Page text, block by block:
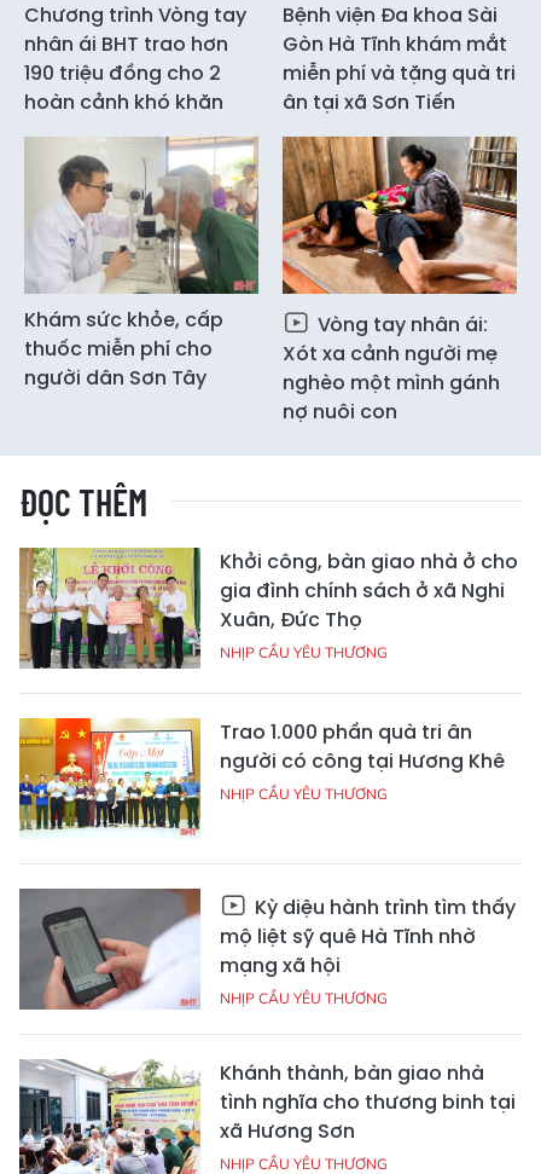
Chương trình Vòng tay
nhân ái BHT trao hơn
190 triệu đồng cho 2
hoàn cảnh khó khăn
Bệnh viện Đa khoa Sài
Gòn Hà Tĩnh khám mắt
miễn phí và tặng quà tri
ân tại xã Sơn Tiến
Khám sức khỏe, cấp
thuốc miễn phí cho
người dân Sơn Tây
Vòng tay nhân ái:
Xót xa cảnh người mẹ
nghèo một mình gánh
nợ nuôi con
ĐỌC THÊM
Khởi công, bàn giao nhà ở cho
gia đình chính sách ở xã Nghi
Xuân, Đức Thọ
NHỊP CẦU YÊU THƯƠNG
Trao 1.000 phần quà tri ân
người có công tại Hương Khê
NHỊP CẦU YÊU THƯƠNG
Kỳ diệu hành trình tìm thấy
mộ liệt sỹ quê Hà Tĩnh nhờ
mạng xã hội
NHỊP CẦU YÊU THƯƠNG
Khánh thành, bàn giao nhà
tình nghĩa cho thương binh tại
xã Hương Sơn
NHỊP CẦU YÊU THƯƠNG